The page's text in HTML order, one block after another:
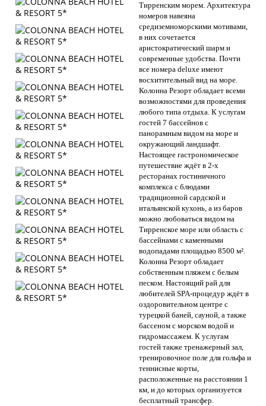
Тирренским морем. Архитектура
номеров навеяна
средиземноморскими мотивами,
в них сочетается
аристократический шарм и
современные удобства. Почти
все номера deluxe имеют
восхитительный вид на море.
Колонна Резорт обладает всеми
возможностями для проведения
любого типа отдыха. К услугам
гостей 7 бассейнов с
панорамным видом на море и
окружающий ландшафт.
Настоящее гастрономическое
путешествие ждёт в 2-х
ресторанах гостиничного
комплекса с блюдами
традиционной сардской и
итальянской кухонь, а из баров
можно любоваться видом на
Тирренское море или область с
бассейнами с каменными
водопадами площадью 8500 м².
Колонна Резорт обладает
собственным пляжем с белым
песком. Настоящий рай для
любителей SPA-процедур ждёт в
оздоровительном центре с
турецкой баней, сауной, а также
бассеном с морском водой и
гидромассажем. К услугам
гостей также тренажерный зал,
тренировочное поле для гольфа и
теннисные корты,
расположенные на расстоянии 1
км, и до которых организуется
бесплатный трансфер.